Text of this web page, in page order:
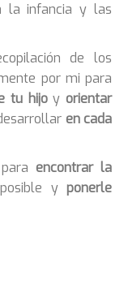
la infancia y las
de los
por mi para
tu hijoyorientar
en cada
encontrar la
y ponerle